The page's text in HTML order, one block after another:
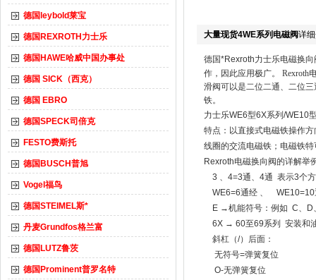
德国leybold莱宝
德国REXROTH力士乐
德国HAWE哈威中国办事处
德国 SICK（西克）
德国 EBRO
德国SPECK司倍克
FESTO费斯托
德国BUSCH普旭
Vogel福鸟
德国STEIMEL斯*
丹麦Grundfos格兰富
德国LUTZ鲁茨
德国Prominent普罗名特
大量现货4WE系列电磁阀详
德国*Rexroth力士乐电磁换向
作，因此应用极广。 Rexroth
滑阀可以是二位二通、二位
铁。
力士乐WE6型6X系列/WE10
特点：以直接式电磁铁操作
线圈的交流电磁铁；电磁铁
Rexroth电磁换向阀的详解
3 、4=3通、4通 表示3个
WE6=6通经 、 WE10=10
E →机能符号：例如 C、D
6X → 60至69系列 安装和
斜杠（/）后面：
无符号=弹簧复位
O-无弹簧复位